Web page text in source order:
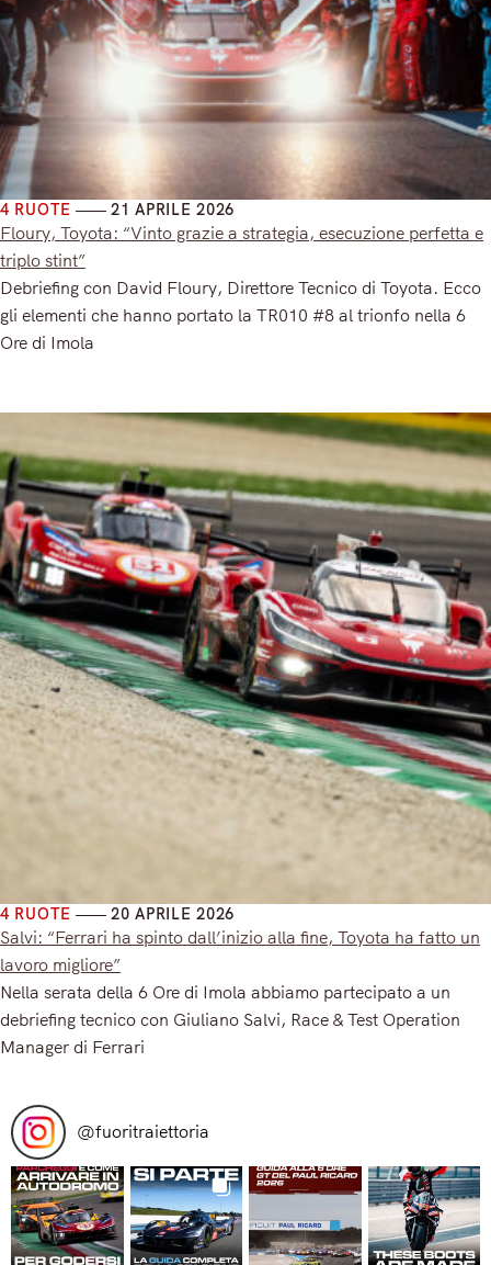
4 RUOTE 21 APRILE 2026
Floury, Toyota: “Vinto grazie a strategia, esecuzione perfetta e
triplo stint”
Debriefing con David Floury, Direttore Tecnico di Toyota. Ecco
gli elementi che hanno portato la TR010 #8 al trionfo nella 6
Ore di Imola
4 RUOTE 20 APRILE 2026
Salvi: “Ferrari ha spinto dall’inizio alla fine, Toyota ha fatto un
lavoro migliore”
Nella serata della 6 Ore di Imola abbiamo partecipato a un
debriefing tecnico con Giuliano Salvi, Race & Test Operation
Manager di Ferrari
@fuoritraiettoria